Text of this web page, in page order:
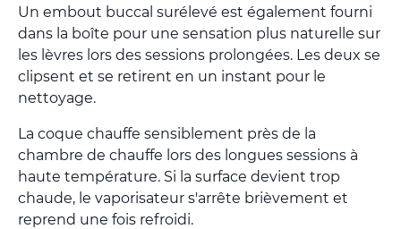
Un embout buccal surélevé est également fourni
dans la boîte pour une sensation plus naturelle sur
les lèvres lors des sessions prolongées. Les deux se
clipsent et se retirent en un instant pour le
nettoyage.
La coque chauffe sensiblement près de la
chambre de chauffe lors des longues sessions à
haute température. Si la surface devient trop
chaude, le vaporisateur s'arrête brièvement et
reprend une fois refroidi.